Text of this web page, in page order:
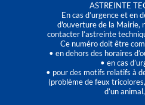
ASTREINTE
En cas d’urgence et en
d'ouverture de la Mairie,
contacter l’astreinte
Ce numéro doit être
• en dehors des horaires
• en cas
• pour des motifs relatifs à
(problème de feux
d’un